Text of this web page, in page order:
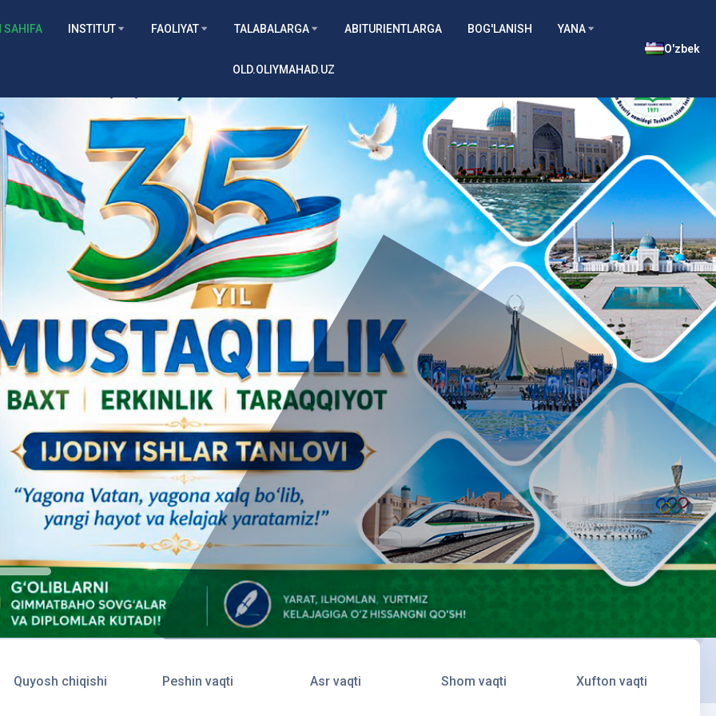
SAHIFA INSTITUT FAOLIYAT TALABALARGA ABITURIENTLARGA BOG'LANISH YANA
OLD.OLIYMAHAD.UZ
O'zbek
Quyosh chiqishi Peshin vaqti Asr vaqti Shom vaqti Xufton vaqti